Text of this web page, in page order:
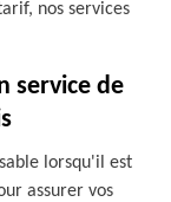
nos services
service de
lorsqu'il est
assurer vos